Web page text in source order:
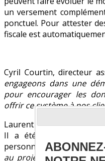
un versement
ponctuel. Pour attester
fiscale est
Cyril Courtin, directeur
engageons dans une
pour encourager les
offrir ce système à nos
Laurent Gil, consultant
Il a été sensibilisé à
personnelles :« Les
au projet. En 1 clic, ils